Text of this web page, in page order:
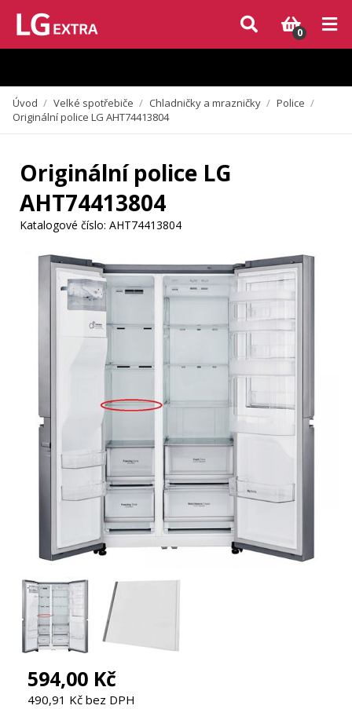
Vzhledem k aktuální situaci se může dodání dílů, které nejsou skladem,
zpozdit. Děkujeme za pochopení.
0
Úvod / Velké spotřebiče / Chladničky a mrazničky / Police /
Originální police LG AHT74413804
Originální police LG
AHT74413804
Katalogové číslo: AHT74413804
594,00 Kč
490,91 Kč bez DPH